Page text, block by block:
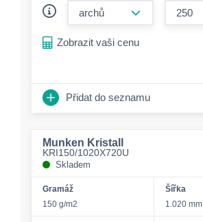
Zobrazit vaši cenu
Přidat do seznamu
Munken Kristall
KRI150/1020X720U
Skladem
Gramáž
150 g/m2
Šířka
1.020 mm